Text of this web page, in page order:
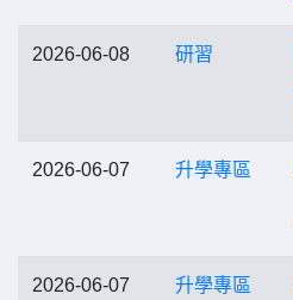
2026-06-08 研習
2026-06-07 升學專區
2026-06-07 升學專區